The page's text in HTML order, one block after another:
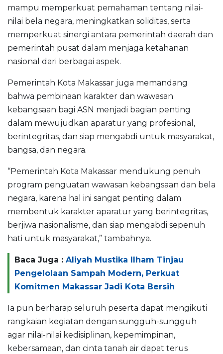
mampu memperkuat pemahaman tentang nilai-
nilai bela negara, meningkatkan soliditas, serta
memperkuat sinergi antara pemerintah daerah dan
pemerintah pusat dalam menjaga ketahanan
nasional dari berbagai aspek.
Pemerintah Kota Makassar juga memandang
bahwa pembinaan karakter dan wawasan
kebangsaan bagi ASN menjadi bagian penting
dalam mewujudkan aparatur yang profesional,
berintegritas, dan siap mengabdi untuk masyarakat,
bangsa, dan negara.
“Pemerintah Kota Makassar mendukung penuh
program penguatan wawasan kebangsaan dan bela
negara, karena hal ini sangat penting dalam
membentuk karakter aparatur yang berintegritas,
berjiwa nasionalisme, dan siap mengabdi sepenuh
hati untuk masyarakat,” tambahnya.
Baca Juga : Aliyah Mustika Ilham Tinjau
Pengelolaan Sampah Modern, Perkuat
Komitmen Makassar Jadi Kota Bersih
Ia pun berharap seluruh peserta dapat mengikuti
rangkaian kegiatan dengan sungguh-sungguh
agar nilai-nilai kedisiplinan, kepemimpinan,
kebersamaan, dan cinta tanah air dapat terus